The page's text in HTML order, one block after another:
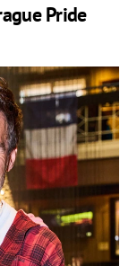
Pride